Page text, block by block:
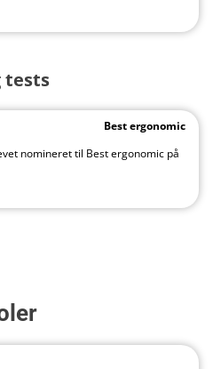
tests
Best ergonomic
nomineret til Best ergonomic på